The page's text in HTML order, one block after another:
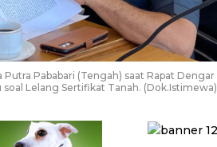
Putra Pababari (Tengah) saat Rapat Dengar
Lelang Sertifikat Tanah. (Dok.Istimewa)